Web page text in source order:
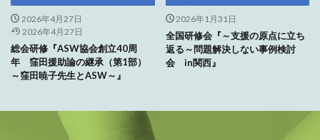
2026年4月27日
2026年4月27日
総会研修『ASW協会創立40周
年 窪田援助論の継承（第1部）
～窪田暁子先生とASW～』
2026年1月31日
全国研修会『～支援の原点に立ち
返る～問題解決しない事例検討
会 in関西』